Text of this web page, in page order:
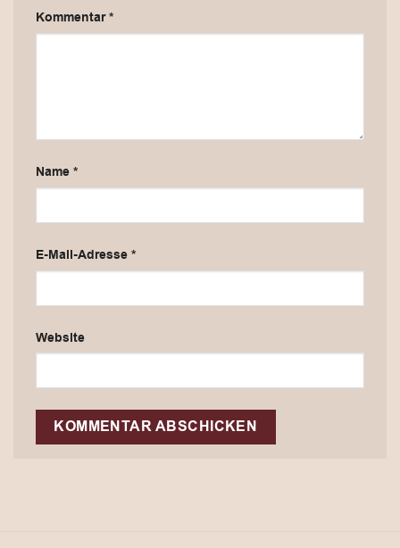
Kommentar*
Name*
E-Mail-Adresse*
Website